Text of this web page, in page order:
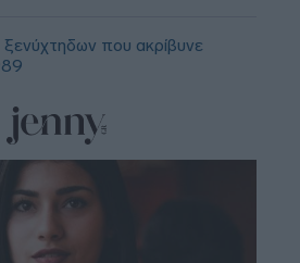
που ακρίβυνε